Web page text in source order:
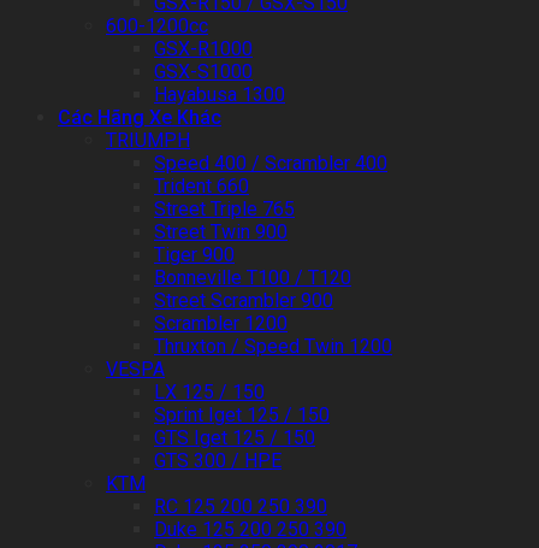
600-1200cc
GSX-R1000
GSX-S1000
Hayabusa 1300
Các Hãng Xe Khác
TRIUMPH
Speed 400 / Scrambler 400
Trident 660
Street Triple 765
Street Twin 900
Tiger 900
Bonneville T100 / T120
Street Scrambler 900
Scrambler 1200
Thruxton / Speed Twin 1200
VESPA
LX 125 / 150
Sprint Iget 125 / 150
GTS Iget 125 / 150
GTS 300 / HPE
KTM
RC 125 200 250 390
Duke 125 200 250 390